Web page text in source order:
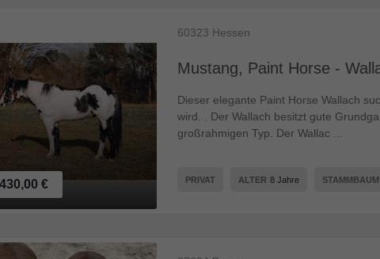
Mustang, Paint Horse -
60323 Hessen
€
Dieser elegante Paint Horse Wallach
wird. . Der Wallach besitzt gute
großrahmigen Typ. Der Wallac ...
PRIVAT ALTER 8 Jahre STAMMBAUM